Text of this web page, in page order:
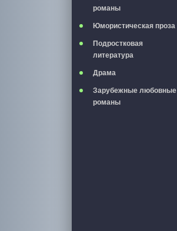
романы
Юмористическая проза
Подростковая
литература
Драма
Зарубежные любовные
романы